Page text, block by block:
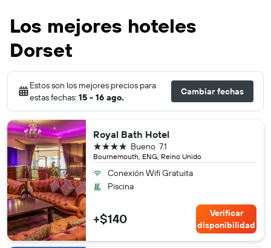
Los mejores hoteles
Dorset
Estos son los mejores precios para
estas fechas: 15 - 16 ago.
Cambiar fechas
Royal Bath Hotel
Bournemouth, ENG, Reino Unido
7.1
Bueno
4 estrellas
Conexión Wifi Gratuita
Piscina
+$140
Verificar
disponibilidad